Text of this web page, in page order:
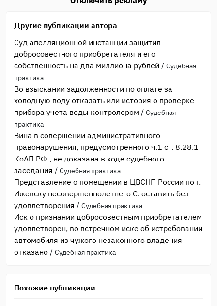
Другие публикации автора
Суд апелляционной инстанции защитил
добросовестного приобретателя и его
собственность на два миллиона рублей / Судебная
практика
Во взыскании задолженности по оплате за
холодную воду отказать или история о проверке
прибора учета воды контролером / Судебная
практика
Вина в совершении административного
правонарушения, предусмотренного ч.1 ст. 8.28.1
КоАП РФ , не доказана в ходе судебного
заседания / Судебная практика
Представление о помещении в ЦВСНП России по г.
Ижевску несовершеннолетнего С. оставить без
удовлетворения / Судебная практика
Иск о признании добросовестным приобретателем
удовлетворен, во встречном иске об истребовании
автомобиля из чужого незаконного владения
отказано / Судебная практика
Похожие публикации